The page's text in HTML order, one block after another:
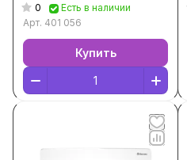
0
Есть в наличии
Арт. 401 056
Купить